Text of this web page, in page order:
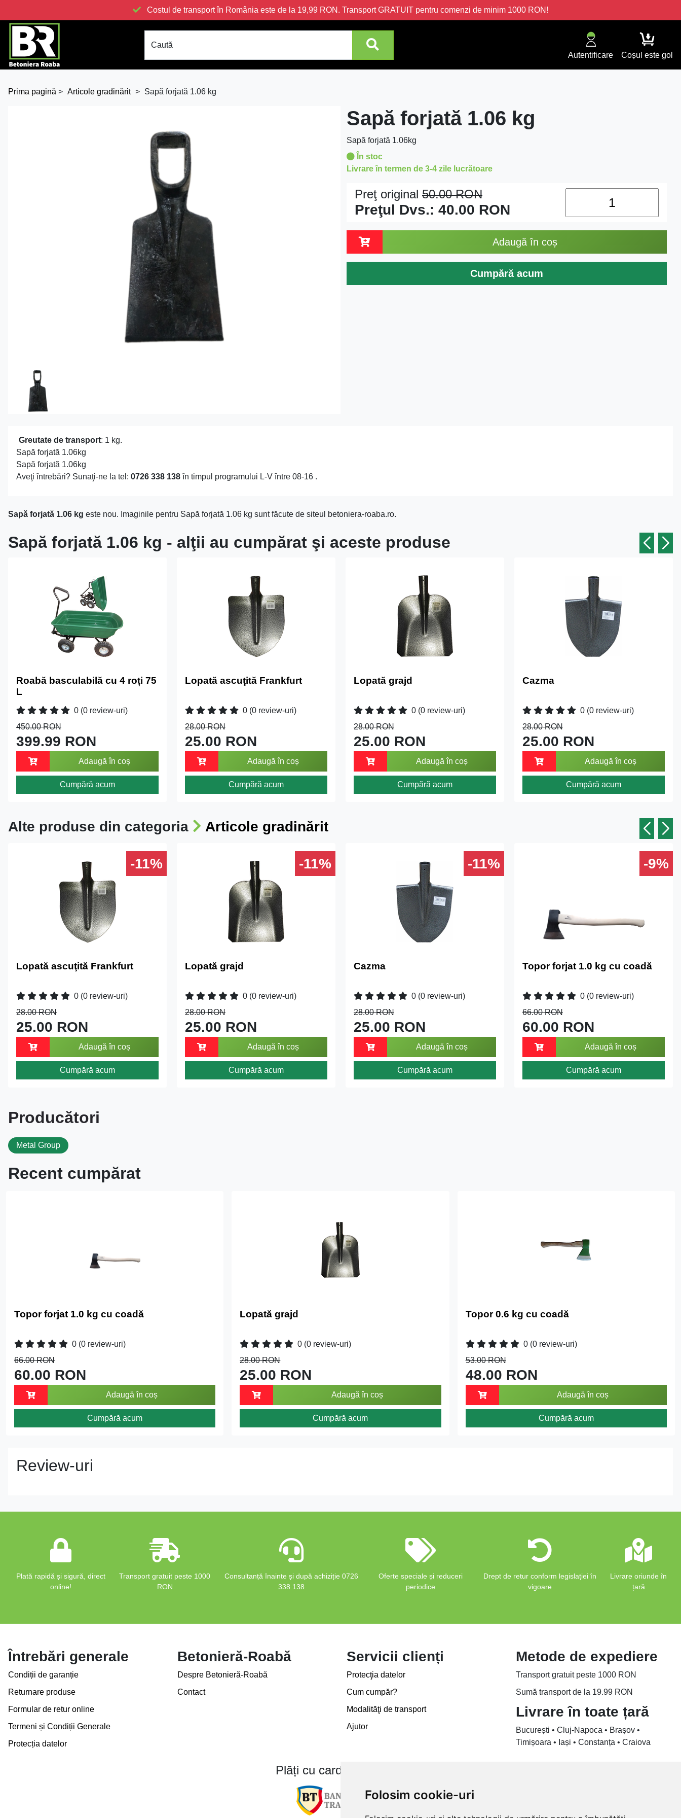
Folosim cookie-uri
Costul de transport în România este de la 19,99 RON. Transport GRATUIT pentru comenzi de minim 1000 RON!
Caută
Autentificare
Coșul este gol
Prima pagină > Articole gradinărit > Sapă forjată 1.06 kg
Sapă forjată 1.06 kg
Sapă forjată 1.06kg
În stoc
Livrare în termen de 3-4 zile lucrătoare
Preţ original 50.00RON
Preţul Dvs.: 40.00 RON
Adaugă în coș
Cumpără acum
Greutate de transport: 1 kg.
Sapă forjată 1.06kg
Sapă forjată 1.06kg
Aveţi întrebări? Sunaţi-ne la tel: 0726 338 138în timpul programului L-V între 08-16 .
Sapă forjată 1.06 kg este nou. Imaginile pentru Sapă forjată 1.06 kg sunt făcute de siteul betoniera-roaba.ro.
Sapă forjată 1.06 kg - alţii au cumpărat şi aceste produse
Roabă basculabilă cu 4 roți 75
L
0 (0 review-uri)
450.00 RON
399.99 RON
Adaugă în coș
Cumpără acum
Lopată ascuţită Frankfurt
0 (0 review-uri)
28.00 RON
25.00 RON
Adaugă în coș
Cumpără acum
Lopată grajd
0 (0 review-uri)
28.00 RON
25.00 RON
Adaugă în coș
Cumpără acum
Cazma
0 (0 review-uri)
28.00 RON
25.00 RON
Adaugă în coș
Cumpără acum
Alte produse din categoria Articole gradinărit
-11%
Lopată ascuţită Frankfurt
0 (0 review-uri)
28.00 RON
25.00 RON
Adaugă în coș
Cumpără acum
-11%
Lopată grajd
0 (0 review-uri)
28.00 RON
25.00 RON
Adaugă în coș
Cumpără acum
-11%
Cazma
0 (0 review-uri)
28.00 RON
25.00 RON
Adaugă în coș
Cumpără acum
-9%
Topor forjat 1.0 kg cu coadă
0 (0 review-uri)
66.00 RON
60.00 RON
Adaugă în coș
Cumpără acum
Producători
Metal Group
Recent cumpărat
Topor forjat 1.0 kg cu coadă
0 (0 review-uri)
66.00 RON
60.00 RON
Adaugă în coș
Cumpără acum
Lopată grajd
0 (0 review-uri)
28.00 RON
25.00 RON
Adaugă în coș
Cumpără acum
Topor 0.6 kg cu coadă
0 (0 review-uri)
53.00 RON
48.00 RON
Adaugă în coș
Cumpără acum
Review-uri
Plată rapidă și sigură, direct
online!
Transport gratuit peste 1000
RON
Consultanță înainte și după achiziție 0726
338 138
Oferte speciale și reduceri
periodice
Drept de retur conform legislației în
vigoare
Livrare oriunde în
țară
Întrebări generale
Condiții de garanție
Returnare produse
Formular de retur online
Termeni și Condiții Generale
Protecția datelor
Betonieră-Roabă
Despre Betonieră-Roabă
Contact
Servicii clienți
Protecţia datelor
Cum cumpăr?
Modalităţi de transport
Ajutor
Metode de expediere
Transport gratuit peste 1000 RON
Sumă transport de la 19.99 RON
Livrare în toate țară
București • Cluj-Napoca • Brașov •
Timișoara • Iași • Constanța • Craiova
Plăți cu card bancar prin